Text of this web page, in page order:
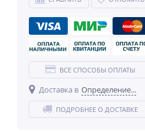
ВСЕ СПОСОБЫ ОПЛАТЫ
Доставка в Определение...
ПОДРОБНЕЕ О ДОСТАВКЕ